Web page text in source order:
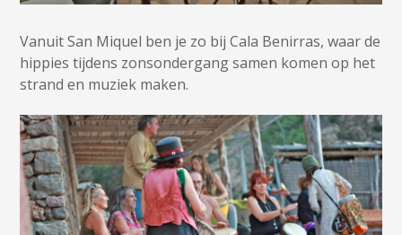
Vanuit San Miquel ben je zo bij Cala Benirras, waar de
hippies tijdens zonsondergang samen komen op het
strand en muziek maken.